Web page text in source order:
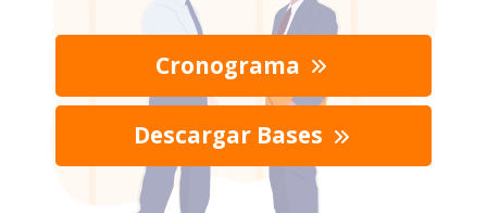
Cronograma
Descargar Bases